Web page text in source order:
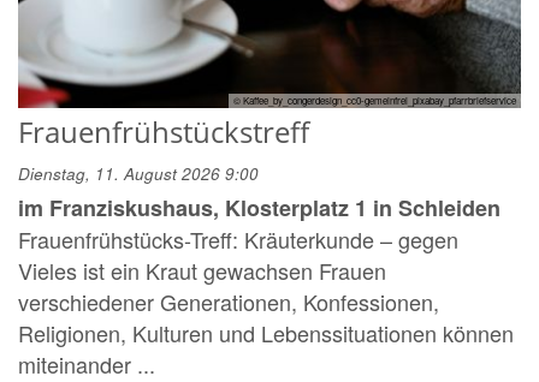
© Kaffee_by_congerdesign_cc0-gemeinfrei_pixabay_pfarrbriefservice
Frauenfrühstückstreff
Dienstag, 11. August 2026 9:00
im Franziskushaus, Klosterplatz 1 in Schleiden
Frauenfrühstücks-Treff: Kräuterkunde – gegen
Vieles ist ein Kraut gewachsen Frauen
verschiedener Generationen, Konfessionen,
Religionen, Kulturen und Lebenssituationen können
miteinander ...